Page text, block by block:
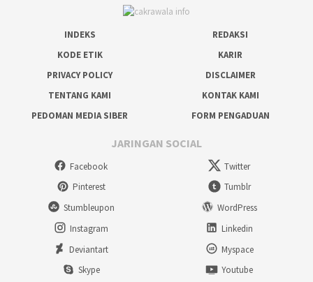
INDEKS
REDAKSI
KODE ETIK
KARIR
PRIVACY POLICY
DISCLAIMER
TENTANG KAMI
KONTAK KAMI
PEDOMAN MEDIA SIBER
FORM PENGADUAN
JARINGAN SOCIAL
Facebook
Twitter
Pinterest
Tumblr
Stumbleupon
WordPress
Instagram
Linkedin
Deviantart
Myspace
Skype
Youtube